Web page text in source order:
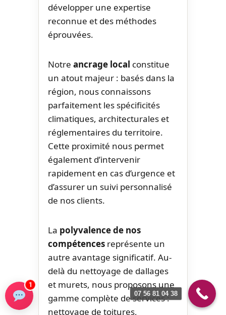
développer une expertise
reconnue et des méthodes
éprouvées.
Notre ancrage local constitue
un atout majeur : basés dans la
région, nous connaissons
parfaitement les spécificités
climatiques, architecturales et
réglementaires du territoire.
Cette proximité nous permet
également d’intervenir
rapidement en cas d’urgence et
d’assurer un suivi personnalisé
de nos clients.
La polyvalence de nos
compétences représente un
autre avantage significatif. Au-
delà du nettoyage de dallages
et murets, nous proposons une
gamme complète de services :
nettoyage de toitures,
07 56 81 04 38
1